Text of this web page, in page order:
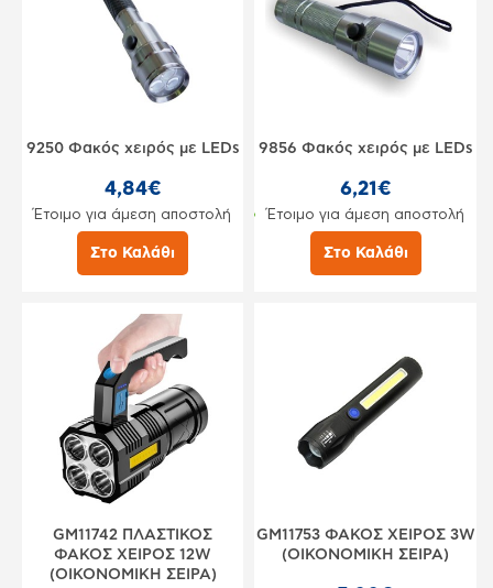
9250 Φακός χειρός με LEDs
4,84€
Έτοιμο για άμεση αποστολή
Στο Καλάθι
9856 Φακός χειρός με LEDs
6,21€
Έτοιμο για άμεση αποστολή
Στο Καλάθι
GM11742 ΠΛΑΣΤΙΚΟΣ
ΦΑΚΟΣ ΧΕΙΡΟΣ 12W
(ΟΙΚΟΝΟΜΙΚΗ ΣΕΙΡΑ)
GM11753 ΦΑΚΟΣ ΧΕΙΡΟΣ 3W
(ΟΙΚΟΝΟΜΙΚΗ ΣΕΙΡΑ)